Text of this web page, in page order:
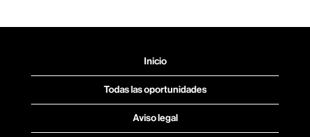
Inicio
Todas las oportunidades
Aviso legal